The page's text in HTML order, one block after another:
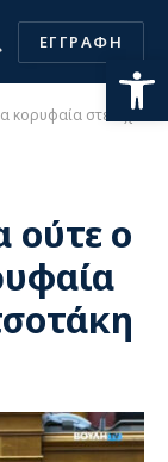
ΕΓΓΡΑΦΗ
σας κ. Μητσοτάκη
ούτε ο